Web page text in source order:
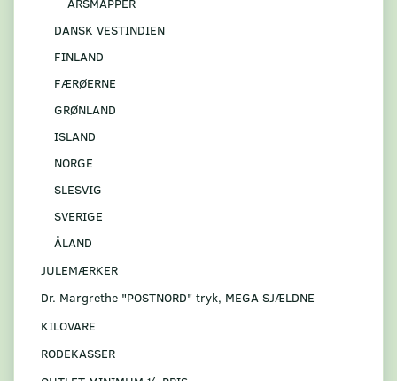
DANSK VESTINDIEN
FINLAND
FÆRØERNE
GRØNLAND
ISLAND
NORGE
SLESVIG
SVERIGE
ÅLAND
JULEMÆRKER
Dr. Margrethe "POSTNORD" tryk, MEGA SJÆLDNE
KILOVARE
RODEKASSER